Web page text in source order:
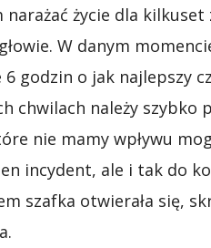
narażać życie dla kilkuset
W danym
godzin o jak najlepszy
chwilach należy szybko
nie mamy wpływu
incydent, ale i tak do
szafka otwierała się,